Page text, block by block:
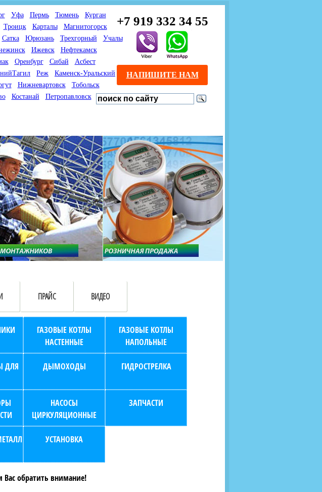
+7 919 332 34 55
Уфа Пермь Тюмень
Курган
Троицк Карталы
Магнитогорск
Сатка Юрюзань Трехгорный
Учалы
Ижевск
Нефтекамск
Оренбург Сибай
Асбест
Реж
Каменск-Уральский
Нижневартовск
Тобольск
Костанай Петропавловск
НАПИШИТЕ НАМ
на
магазинов
оборудования.
полный
товара для
магазина газового
в Вашем
Мы знаем что будет
Предлагаем взаимовыгодное
сотрудничество
монтажникам газового
оборудования. Если Вы
занимаетесь установкой
газового оборудования, мы
предлагаем Вам оптовые
цены и документарное
сопровождение Ваших
продаж (берем всю
бухгалтерию "на себя")
ПРАЙС ВИДЕО
ГАЗОВЫЕ КОТЛЫ
НАСТЕННЫЕ
ГАЗОВЫЕ КОТЛЫ
НАПОЛЬНЫЕ
ДЛЯ
ДЫМОХОДЫ ГИДРОСТРЕЛКА
НАСОСЫ
ЦИРКУЛЯЦИОННЫЕ
ЗАПЧАСТИ
УСТАНОВКА
обратить внимание!